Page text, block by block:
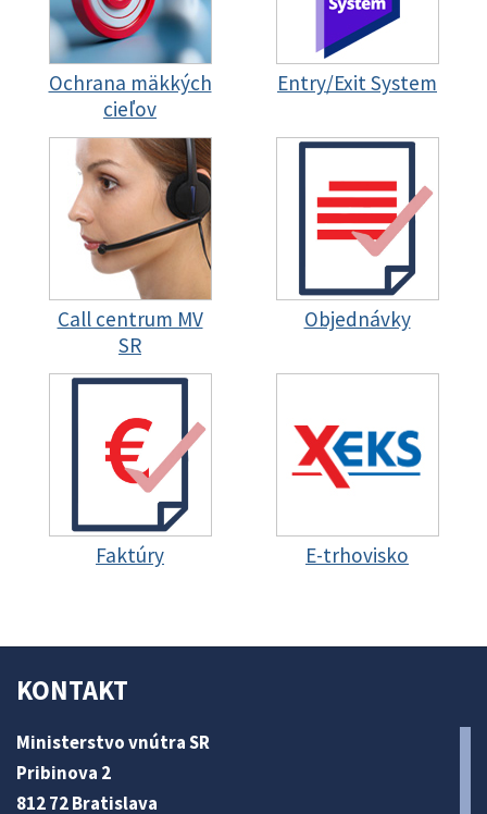
Ochrana mäkkých
cieľov
Entry/Exit System
Call centrum MV
SR
Objednávky
Faktúry E-trhovisko
KONTAKT
Ministerstvo vnútra SR
Pribinova 2
812 72 Bratislava